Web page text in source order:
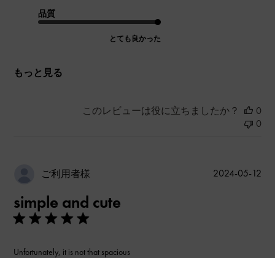
品質
とても良かった
もっと見る
このレビューは役に立ちましたか？
0
0
ご利用者様
simple and cute
Unfortunately, it is not that spacious
公
2024-05-12